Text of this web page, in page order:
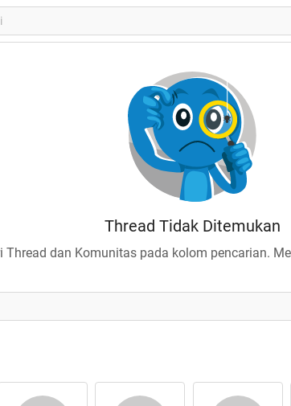
Thread Tidak Ditemukan
Thread dan Komunitas pada kolom pencarian.